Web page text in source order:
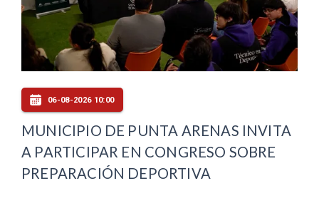
06-08-2026 10:00
MUNICIPIO DE PUNTA ARENAS INVITA
A PARTICIPAR EN CONGRESO SOBRE
PREPARACIÓN DEPORTIVA